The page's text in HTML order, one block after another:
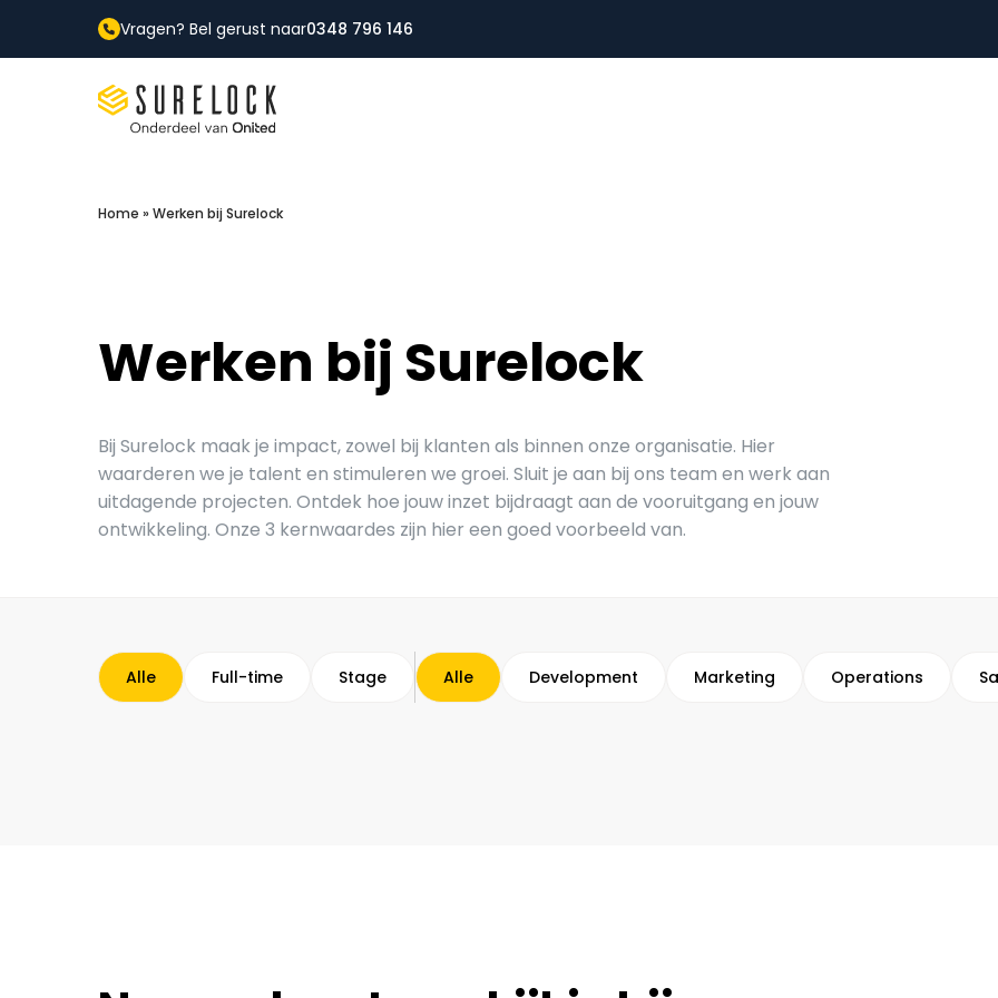
Vragen? Bel gerust naar0348 796 146
Surelock IT Security Services
Home » Werken bij Surelock
Werken bij Surelock
Bij Surelock maak je impact, zowel bij klanten als binnen onze organisatie. Hier
waarderen we je talent en stimuleren we groei. Sluit je aan bij ons team en werk aan
uitdagende projecten. Ontdek hoe jouw inzet bijdraagt aan de vooruitgang en jouw
ontwikkeling. Onze 3 kernwaardes zijn hier een goed voorbeeld van.
Alle Full-time Stage Alle Development Marketing Operations